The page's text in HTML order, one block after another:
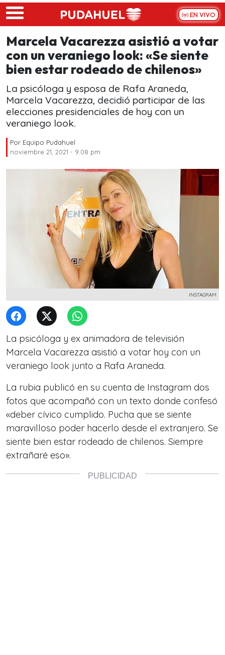
Skip to main content
EN VIVO
Marcela Vacarezza asistió a votar
con un veraniego look: «Se siente
bien estar rodeado de chilenos»
La psicóloga y esposa de Rafa Araneda,
Marcela Vacarezza, decidió participar de las
elecciones presidenciales de hoy con un
veraniego look.
Por Equipo Pudahuel
noviembre 21, 2021 - 9:08 pm
INSTAGRAM
La psicóloga y ex animadora de televisión
Marcela Vacarezza asistió a votar hoy con un
veraniego look junto a Rafa Araneda.
La rubia publicó en su cuenta de Instagram dos
fotos que acompañó con un texto donde confesó
«deber cívico cumplido. Pucha que se siente
maravilloso poder hacerlo desde el extranjero. Se
siente bien estar rodeado de chilenos. Siempre
extrañaré eso».